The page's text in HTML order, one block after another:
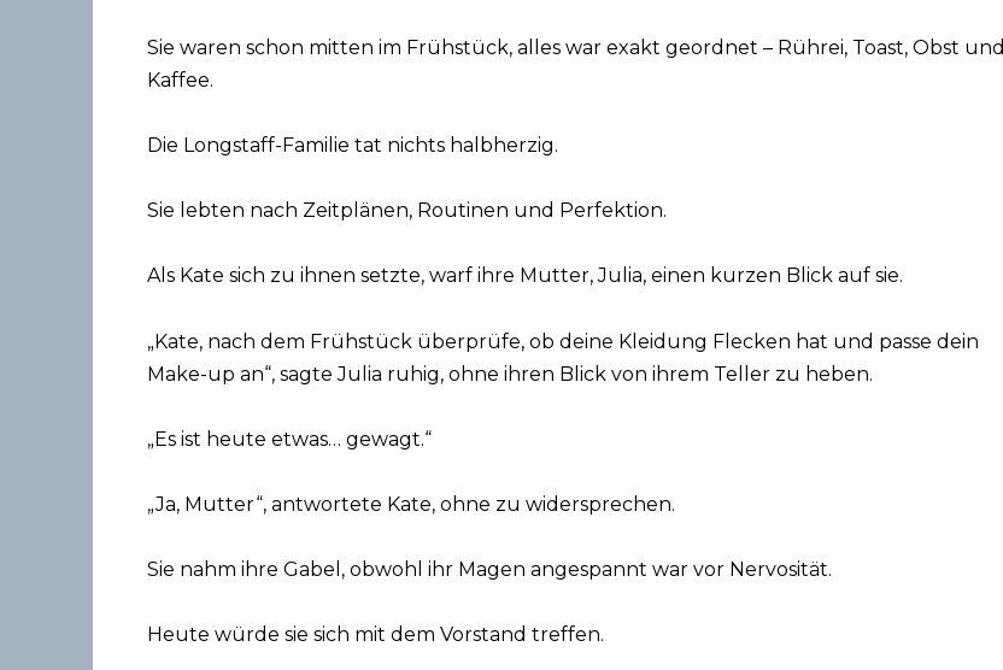
Sie waren schon mitten im Frühstück, alles war exakt geordnet – Rührei, Toast, Obst und
Kaffee.
Die Longstaff-Familie tat nichts halbherzig.
Sie lebten nach Zeitplänen, Routinen und Perfektion.
Als Kate sich zu ihnen setzte, warf ihre Mutter, Julia, einen kurzen Blick auf sie.
„Kate, nach dem Frühstück überprüfe, ob deine Kleidung Flecken hat und passe dein
Make-up an“, sagte Julia ruhig, ohne ihren Blick von ihrem Teller zu heben.
„Es ist heute etwas… gewagt.“
„Ja, Mutter“, antwortete Kate, ohne zu widersprechen.
Sie nahm ihre Gabel, obwohl ihr Magen angespannt war vor Nervosität.
Heute würde sie sich mit dem Vorstand treffen.